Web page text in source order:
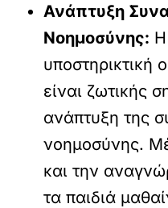
Ανάπτυξη
Νοημοσύνης:
υποστηρικτική
είναι ζωτικής
ανάπτυξη της
νοημοσύνης.
και την
τα παιδιά